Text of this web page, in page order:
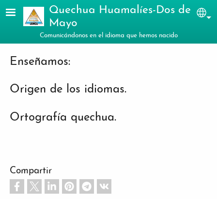
Pasar al contenido principal
Quechua Huamalíes-Dos de
Mayo
Comunicándonos en el idioma que hemos nacido
Enseñamos:
Origen de los idiomas.
Ortografía quechua.
Compartir